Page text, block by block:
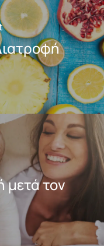
μετά τον